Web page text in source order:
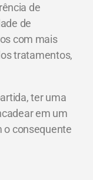
de
de
com mais
tratamentos,
ter uma
em um
o consequente